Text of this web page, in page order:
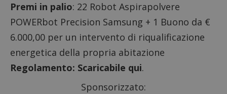
Premi in palio: 22 Robot Aspirapolvere
POWERbot Precision Samsung + 1 Buono da €
6.000,00 per un intervento di riqualificazione
energetica della propria abitazione
Regolamento: Scaricabile qui.
Sponsorizzato: